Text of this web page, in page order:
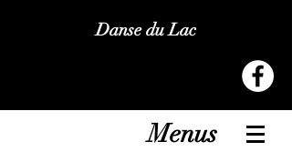
Danse du Lac
Menus